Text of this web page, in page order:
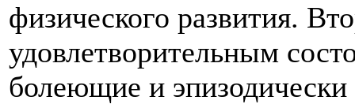
физического развития.
удовлетворительным
болеющие и